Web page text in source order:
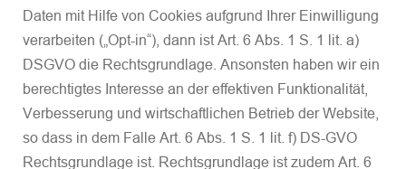
Daten mit Hilfe von Cookies aufgrund Ihrer Einwilligung
verarbeiten („Opt-in“), dann ist Art. 6 Abs. 1 S. 1 lit. a)
DSGVO die Rechtsgrundlage. Ansonsten haben wir ein
berechtigtes Interesse an der effektiven Funktionalität,
Verbesserung und wirtschaftlichen Betrieb der Website,
so dass in dem Falle Art. 6 Abs. 1 S. 1 lit. f) DS-GVO
Rechtsgrundlage ist. Rechtsgrundlage ist zudem Art. 6